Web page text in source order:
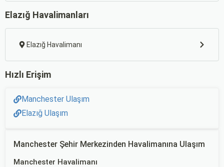
Elazığ Havalimanları
Elazığ Havalimanı
Hızlı Erişim
Manchester Ulaşım
Elazığ Ulaşım
Manchester Şehir Merkezinden Havalimanına Ulaşım
Manchester Havalimanı